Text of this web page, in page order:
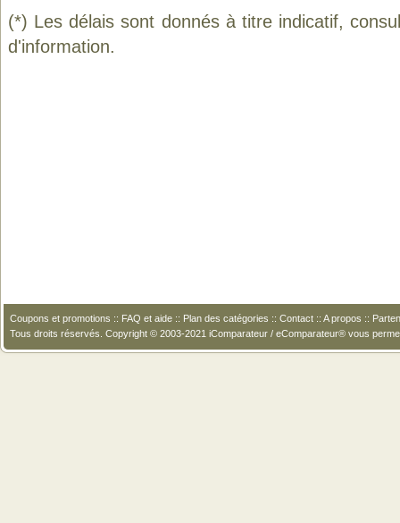
(*) Les délais sont donnés à titre indicatif,
d'information.
Coupons et promotions :: FAQ et aide :: Plan des catégories :: Contact :: A propos ::
Tous droits réservés. Copyright © 2003-2021 iComparateur / eComparateur® vous